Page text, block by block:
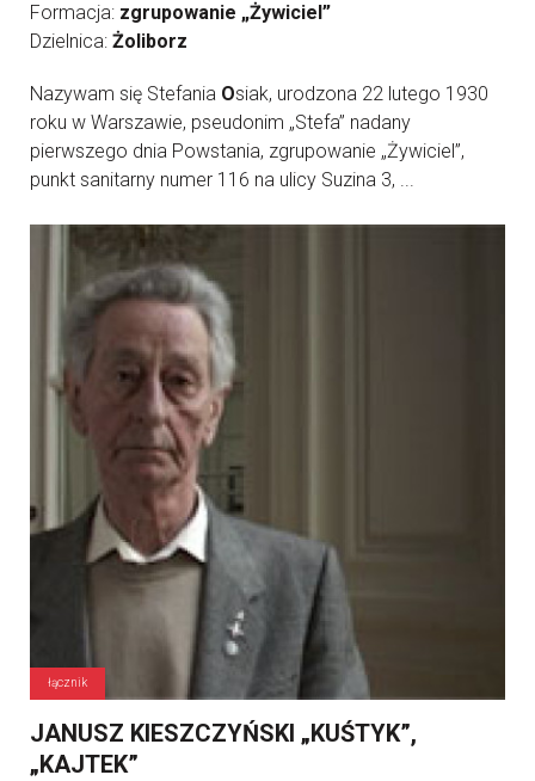
Formacja: zgrupowanie „Żywiciel”
Dzielnica: Żoliborz
Nazywam się Stefania Osiak, urodzona 22 lutego 1930
roku w Warszawie, pseudonim „Stefa” nadany
pierwszego dnia Powstania, zgrupowanie „Żywiciel”,
punkt sanitarny numer 116 na ulicy Suzina 3, ...
łącznik
JANUSZ KIESZCZYŃSKI „KUŚTYK”,
„KAJTEK”